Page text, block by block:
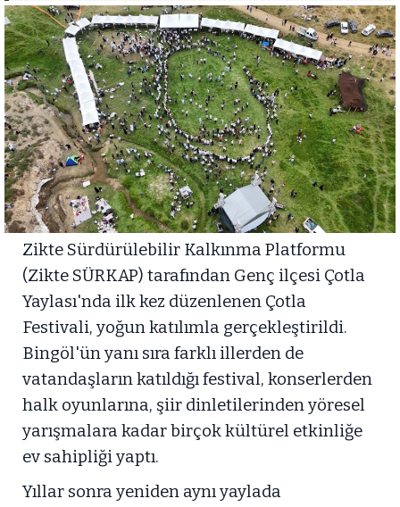
Zikte Sürdürülebilir Kalkınma Platformu
(Zikte SÜRKAP) tarafından Genç ilçesi Çotla
Yaylası'nda ilk kez düzenlenen Çotla
Festivali, yoğun katılımla gerçekleştirildi.
Bingöl'ün yanı sıra farklı illerden de
vatandaşların katıldığı festival, konserlerden
halk oyunlarına, şiir dinletilerinden yöresel
yarışmalara kadar birçok kültürel etkinliğe
ev sahipliği yaptı.
Yıllar sonra yeniden aynı yaylada